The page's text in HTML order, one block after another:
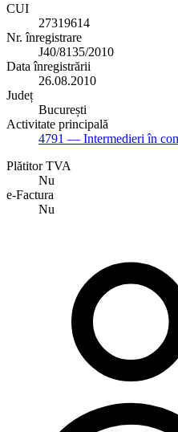
CUI
27319614
Nr. înregistrare
J40/8135/2010
Data înregistrării
26.08.2010
Județ
București
Activitate principală
4791 — Intermedieri în
Plătitor TVA
Nu
e-Factura
Nu